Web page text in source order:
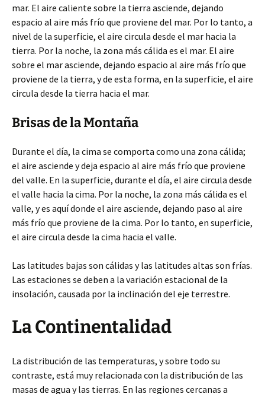
mar. El aire caliente sobre la tierra asciende, dejando
espacio al aire más frío que proviene del mar. Por lo tanto, a
nivel de la superficie, el aire circula desde el mar hacia la
tierra. Por la noche, la zona más cálida es el mar. El aire
sobre el mar asciende, dejando espacio al aire más frío que
proviene de la tierra, y de esta forma, en la superficie, el aire
circula desde la tierra hacia el mar.
Brisas de la Montaña
Durante el día, la cima se comporta como una zona cálida;
el aire asciende y deja espacio al aire más frío que proviene
del valle. En la superficie, durante el día, el aire circula desde
el valle hacia la cima. Por la noche, la zona más cálida es el
valle, y es aquí donde el aire asciende, dejando paso al aire
más frío que proviene de la cima. Por lo tanto, en superficie,
el aire circula desde la cima hacia el valle.
Las latitudes bajas son cálidas y las latitudes altas son frías.
Las estaciones se deben a la variación estacional de la
insolación, causada por la inclinación del eje terrestre.
La Continentalidad
La distribución de las temperaturas, y sobre todo su
contraste, está muy relacionada con la distribución de las
masas de agua y las tierras. En las regiones cercanas a